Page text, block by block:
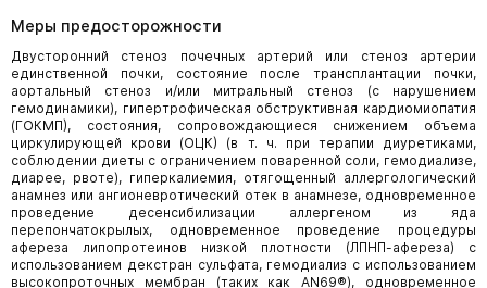
Меры предосторожности
Двусторонний стеноз почечных артерий или стеноз артерии
единственной почки, состояние после трансплантации почки,
аортальный стеноз и/или митральный стеноз (с нарушением
гемодинамики), гипертрофическая обструктивная кардиомиопатия
(ГОКМП), состояния, сопровождающиеся снижением объема
циркулирующей крови (ОЦК) (в т. ч. при терапии диуретиками,
соблюдении диеты с ограничением поваренной соли, гемодиализе,
диарее, рвоте), гиперкалиемия, отягощенный аллергологический
анамнез или ангионевротический отек в анамнезе, одновременное
проведение десенсибилизации аллергеном из яда
перепончатокрылых, одновременное проведение процедуры
афереза липопротеинов низкой плотности (ЛПНП-афереза) с
использованием декстран сульфата, гемодиализ с использованием
высокопроточных мембран (таких как AN69®), одновременное